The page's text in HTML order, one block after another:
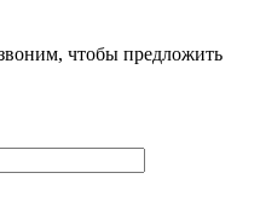
чтобы предложить